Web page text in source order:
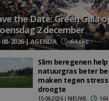
the Date: Green Gala
2 december
08-2026 | AGENDA 64 sec
Slim beregenen
natuurgras beter
maken tegen stress
droogte
15-06-2026 | NIEUWS